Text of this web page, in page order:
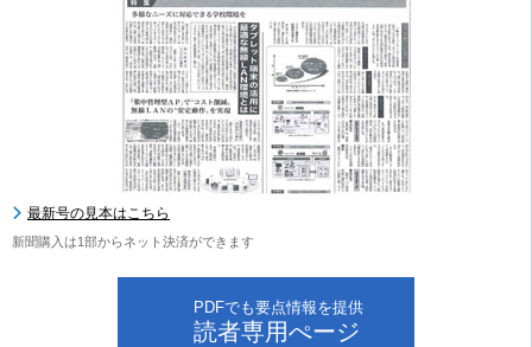
最新号の見本はこちら
新聞購入は1部からネット決済ができます
PDFでも要点情報を提供
読者専用ぺージ